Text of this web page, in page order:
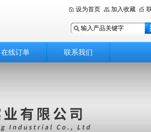
设为首页 加入收藏
在线订单 联系我们